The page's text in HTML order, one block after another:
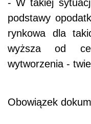
- W takiej
podstawy
rynkowa dla
wyższa od
wytworzenia -
Obowiązek